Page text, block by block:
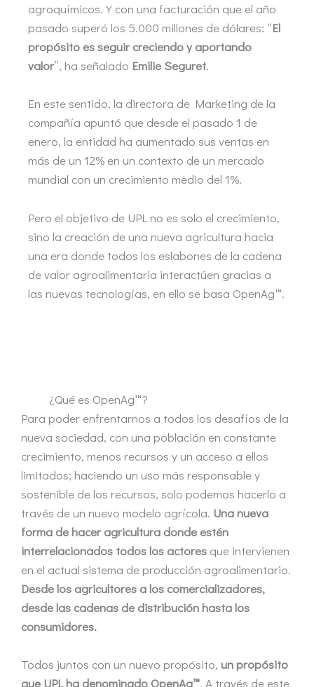
agroquímicos. Y con una facturación que el año
pasado superó los 5.000 millones de dólares: “El
propósito es seguir creciendo y aportando
valor”, ha señalado Emilie Seguret.
En este sentido, la directora de Marketing de la
compañía apuntó que desde el pasado 1 de
enero, la entidad ha aumentado sus ventas en
más de un 12% en un contexto de un mercado
mundial con un crecimiento medio del 1%.
Pero el objetivo de UPL no es solo el crecimiento,
sino la creación de una nueva agricultura hacia
una era donde todos los eslabones de la cadena
de valor agroalimentaria interactúen gracias a
las nuevas tecnologías, en ello se basa OpenAg™.
¿Qué es OpenAg™?
Para poder enfrentarnos a todos los desafíos de la
nueva sociedad, con una población en constante
crecimiento, menos recursos y un acceso a ellos
limitados; haciendo un uso más responsable y
sostenible de los recursos, solo podemos hacerlo a
través de un nuevo modelo agrícola. Una nueva
forma de hacer agricultura donde estén
interrelacionados todos los actores que intervienen
en el actual sistema de producción agroalimentario.
Desde los agricultores a los comercializadores,
desde las cadenas de distribución hasta los
consumidores.
Todos juntos con un nuevo propósito, un propósito
que UPL ha denominado OpenAg™. A través de este